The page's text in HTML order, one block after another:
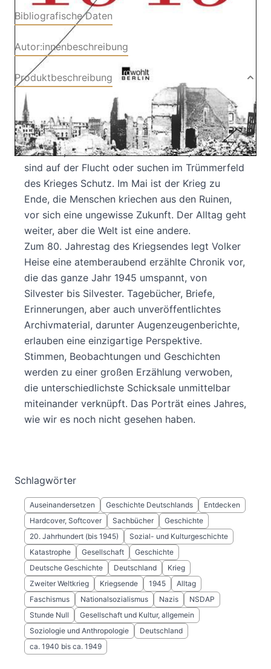
Bibliografische Daten
Autor:innenbeschreibung
Produktbeschreibung
1945, ein Jahr zwischen Katastrophe und
Neuanfang. Die Deutschen schicken ein letztes
Aufgebot an jungen und alten Männern in die
Schlacht, die Alliierten rücken näher, Zivilisten
sind auf der Flucht oder suchen im Trümmerfeld
des Krieges Schutz. Im Mai ist der Krieg zu
Ende, die Menschen kriechen aus den Ruinen,
vor sich eine ungewisse Zukunft. Der Alltag geht
weiter, aber die Welt ist eine andere.
Zum 80. Jahrestag des Kriegsendes legt Volker
Heise eine atemberaubend erzählte Chronik vor,
die das ganze Jahr 1945 umspannt, von
Silvester bis Silvester. Tagebücher, Briefe,
Erinnerungen, aber auch unveröffentlichtes
Archivmaterial, darunter Augenzeugenberichte,
erlauben eine einzigartige Perspektive.
Stimmen, Beobachtungen und Geschichten
werden zu einer großen Erzählung verwoben,
die unterschiedlichste Schicksale unmittelbar
miteinander verknüpft. Das Porträt eines Jahres,
wie wir es noch nicht gesehen haben.
Schlagwörter
Auseinandersetzen Geschichte Deutschlands
Entdecken
Hardcover, Softcover
Sachbücher
Geschichte
20. Jahrhundert (bis 1945)
Sozial- und Kulturgeschichte
Katastrophe
Gesellschaft
Geschichte
Deutsche Geschichte
Deutschland
Krieg
Zweiter Weltkrieg
Kriegsende 1945
Alltag
Faschismus
Nationalsozialismus Nazis
NSDAP
Stunde Null
Gesellschaft und Kultur, allgemein
Soziologie und Anthropologie
Deutschland
ca. 1940 bis ca. 1949